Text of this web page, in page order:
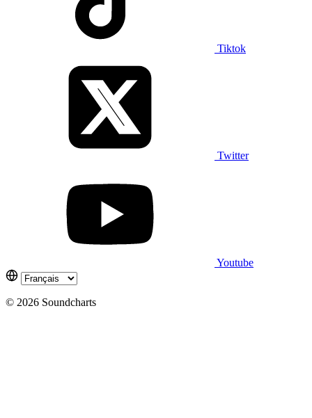
Tiktok
Twitter
Youtube
© 2026 Soundcharts